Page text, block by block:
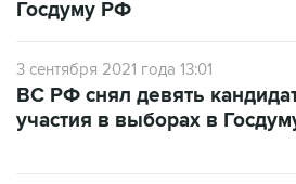
3 сентября 2021 года 13:01
участия в выборах в Госдуму